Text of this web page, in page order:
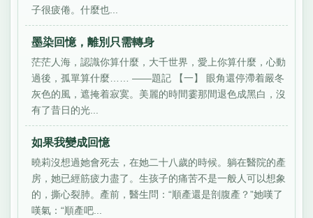
子很疲倦。什麼也...
墨染回憶，離別只需轉身
茫茫人海，認識你算什麼，大千世界，愛上你算什麼，心動
過後，孤單算什麼…… ——題記 【一】 眼角還停滯着嚴冬
灰色的風，遮掩着寂寞。美麗的時間霎那間退色成黑白，沒
有了昔日的光...
如果我變成回憶
曉莉沒想過她會死去，在她二十八歲的時候。躺在醫院的產
房，她已經筋疲力盡了。生孩子的痛苦不是一般人可以想象
的，撕心裂肺。產前，醫生問：“順產還是剖腹產？”她嘆了
嘆氣：“順產吧...